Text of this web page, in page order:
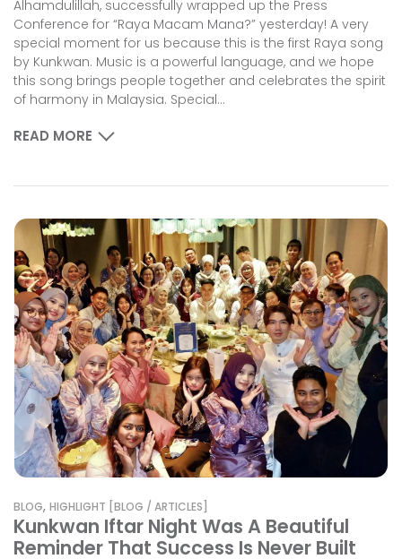
Alhamdulillah, successfully wrapped up the Press
Conference for “Raya Macam Mana?” yesterday! A very
special moment for us because this is the first Raya song
by Kunkwan. Music is a powerful language, and we hope
this song brings people together and celebrates the spirit
of harmony in Malaysia. Special...
READ MORE
BLOG, HIGHLIGHT [BLOG / ARTICLES]
Kunkwan Iftar Night Was A Beautiful
Reminder That Success Is Never Built